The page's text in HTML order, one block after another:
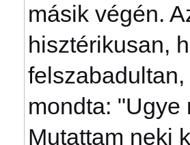
másik végén.
hisztérikusan,
mondta: "Ugye
Mutattam neki